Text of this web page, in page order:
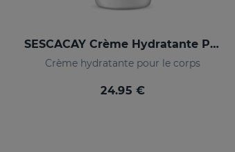
SESCACAY Crème Hydratante Pour Le Corps
Crème hydratante pour le corps
24.95 €